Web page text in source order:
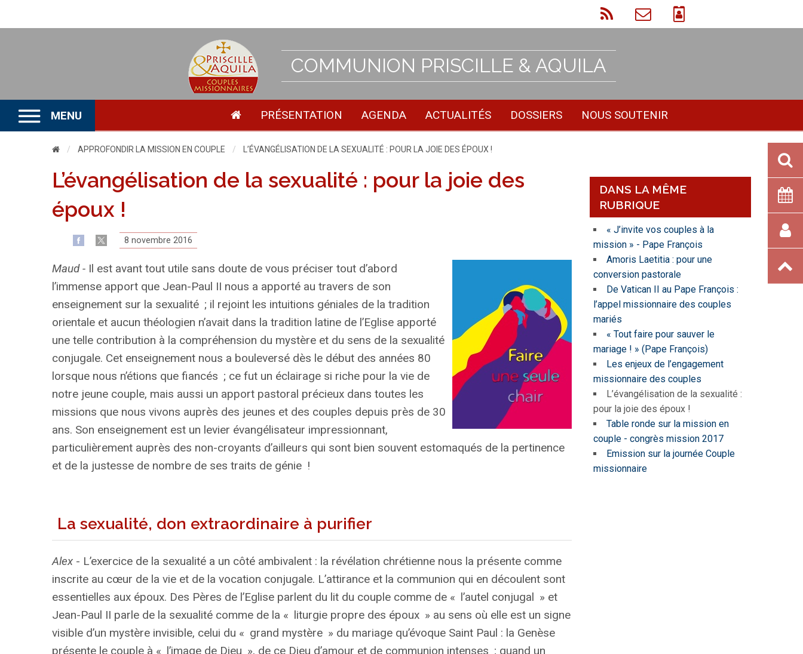
COMMUNION PRISCILLE & AQUILA
MENU PRÉSENTATION AGENDA ACTUALITÉS DOSSIERS NOUS SOUTENIR
APPROFONDIR LA MISSION EN COUPLE CURRENT:
L’ÉVANGÉLISATION DE LA SEXUALITÉ : POUR LA JOIE DES ÉPOUX !
L’évangélisation de la sexualité : pour la joie des
époux !
8 novembre 2016
Maud -Il est avant tout utile sans doute de vous préciser tout d’abord
l’immense apport que Jean-Paul II nous a apporté au travers de son
enseignement sur la sexualité ; il rejoint les intuitions géniales de la tradition
orientale et aucun théologien n’avait dans la tradition latine de l’Eglise apporté
une telle contribution à la compréhension du mystère et du sens de la sexualité
conjugale. Cet enseignement nous a bouleversé dès le début des années 80
lorsque nous n’étions que fiancés ; ce fut un éclairage si riche pour la vie de
notre jeune couple, mais aussi un apport pastoral précieux dans toutes les
missions que nous vivons auprès des jeunes et des couples depuis près de 30
ans. Son enseignement est un levier évangélisateur impressionnant,
particulièrement auprès des non-croyants d’ailleurs qui sont bien souvent estomaqués de la pertinence
et de la justesse de nombre de ses traits de génie !
La sexualité, don extraordinaire à purifier
Alex- L’exercice de la sexualité a un côté ambivalent : la révélation chrétienne nous la présente comme
inscrite au cœur de la vie et de la vocation conjugale. L’attirance et la communion qui en découlent sont
essentielles aux époux. Des Pères de l’Eglise parlent du lit du couple comme de « l’autel conjugal » et
Jean-Paul II parle de la sexualité comme de la « liturgie propre des époux » au sens où elle est un signe
visible d’un mystère invisible, celui du « grand mystère » du mariage qu’évoque Saint Paul : la Genèse
présente le couple à « l’image de Dieu », de ce Dieu d’amour et de communion intenses ; quand un
DANS LA MÊME
RUBRIQUE
« J’invite vos couples à la
mission » - Pape François
Amoris Laetitia : pour une
conversion pastorale
De Vatican II au Pape François :
l’appel missionnaire des couples
mariés
« Tout faire pour sauver le
mariage ! » (Pape François)
Les enjeux de l’engagement
missionnaire des couples
L’évangélisation de la sexualité :
pour la joie des époux !
Table ronde sur la mission en
couple - congrès mission 2017
Emission sur la journée Couple
missionnaire